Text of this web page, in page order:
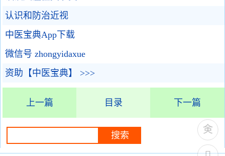
认识和防治近视
中医宝典App下载
微信号 zhongyidaxue
资助【中医宝典】 >>>
上一篇 目录 下一篇